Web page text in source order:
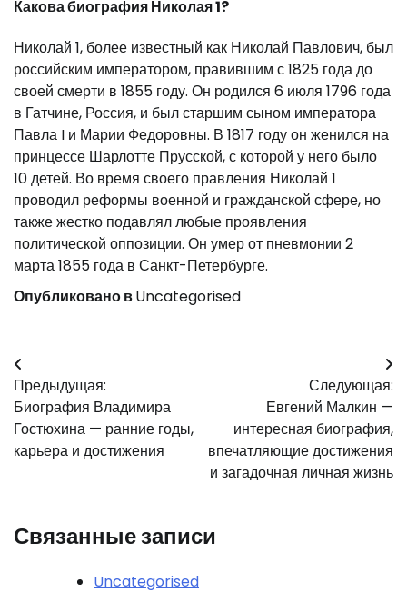
Какова биография Николая 1?
Николай 1, более известный как Николай Павлович, был
российским императором, правившим с 1825 года до
своей смерти в 1855 году. Он родился 6 июля 1796 года
в Гатчине, Россия, и был старшим сыном императора
Павла I и Марии Федоровны. В 1817 году он женился на
принцессе Шарлотте Прусской, с которой у него было
10 детей. Во время своего правления Николай 1
проводил реформы военной и гражданской сфере, но
также жестко подавлял любые проявления
политической оппозиции. Он умер от пневмонии 2
марта 1855 года в Санкт-Петербурге.
Опубликовано вUncategorised
Навигация
по
записям
Предыдущая:
Биография Владимира
Гостюхина — ранние годы,
карьера и достижения
Следующая:
Евгений Малкин —
интересная биография,
впечатляющие достижения
и загадочная личная жизнь
Связанные записи
Uncategorised